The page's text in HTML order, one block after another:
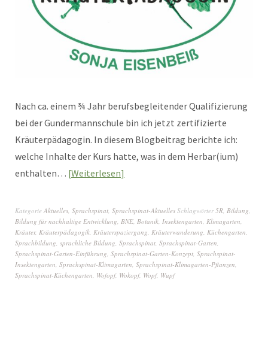
Nach ca. einem ¾ Jahr berufsbegleitender Qualifizierung
bei der Gundermannschule bin ich jetzt zertifizierte
Kräuterpädagogin. In diesem Blogbeitrag berichte ich:
welche Inhalte der Kurs hatte, was in dem Herbar(ium)
enthalten… Weiterlesen
Kategorie Aktuelles Sprachspinat Sprachspinat-Aktuelles Schlagwörter 5R Bildung
Bildung für nachhaltige Entwicklung BNE Botanik Insektengarten Klimagarten
Kräuter, Kräuterpädagogik Kräuterspaziergang Kräuterwanderung Küchengarten
Sprachbildung sprachliche Bildung Sprachspinat Sprachspinat-Garten
Sprachspinat-Garten-Einführung Sprachspinat-Garten-Konzept Sprachspinat-
Insektengarten Sprachspinat-Klimagarten Sprachspinat-Klimagarten-Pflanzen
Sprachspinat-Küchengarten Wofopf, Wokopf, Wopf, Wupf